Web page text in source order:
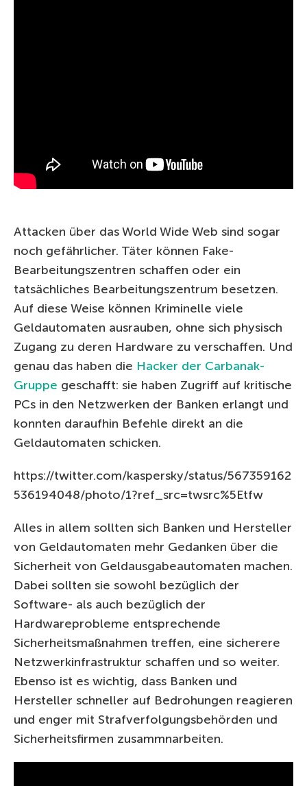
Attacken über das World Wide Web sind sogar
noch gefährlicher. Täter können Fake-
Bearbeitungszentren schaffen oder ein
tatsächliches Bearbeitungszentrum besetzen.
Auf diese Weise können Kriminelle viele
Geldautomaten ausrauben, ohne sich physisch
Zugang zu deren Hardware zu verschaffen. Und
genau das haben die Hacker der Carbanak-
Gruppe geschafft: sie haben Zugriff auf kritische
PCs in den Netzwerken der Banken erlangt und
konnten daraufhin Befehle direkt an die
Geldautomaten schicken.
https://twitter.com/kaspersky/status/567359162
536194048/photo/1?ref_src=twsrc%5Etfw
Alles in allem sollten sich Banken und Hersteller
von Geldautomaten mehr Gedanken über die
Sicherheit von Geldausgabeautomaten machen.
Dabei sollten sie sowohl bezüglich der
Software- als auch bezüglich der
Hardwareprobleme entsprechende
Sicherheitsmaßnahmen treffen, eine sicherere
Netzwerkinfrastruktur schaffen und so weiter.
Ebenso ist es wichtig, dass Banken und
Hersteller schneller auf Bedrohungen reagieren
und enger mit Strafverfolgungsbehörden und
Sicherheitsfirmen zusammnarbeiten.